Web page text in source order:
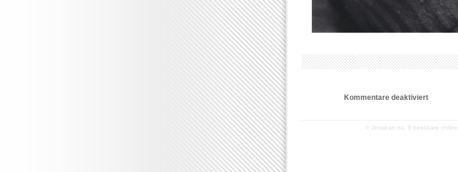
Kommentare deaktiviert
© Jessicas.nu, 9 besökare online.